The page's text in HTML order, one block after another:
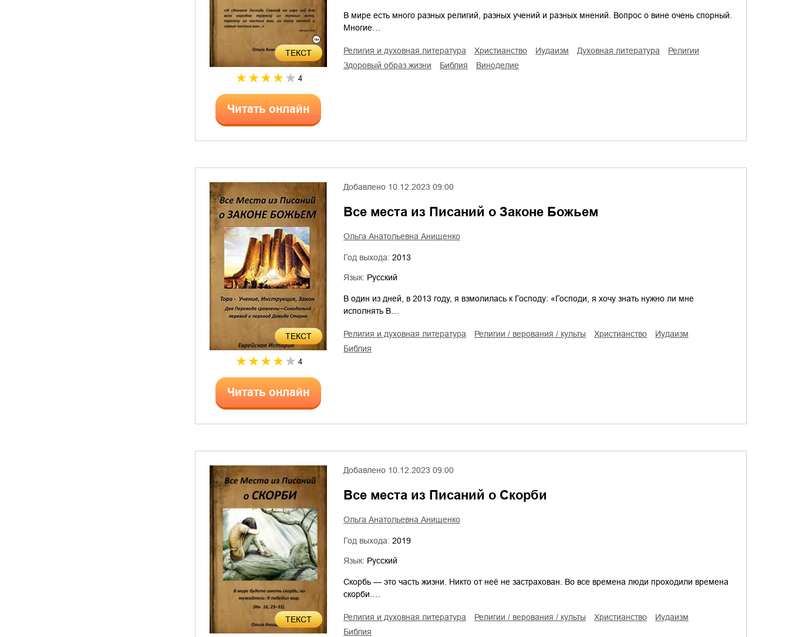
ТЕКСТ
4
Читать онлайн
В мире есть много разных религий, разных учений и разных мнений. Вопрос о вине очень спорный.
Многие…
религия и духовная литература христианство иудаизм духовная литература
религии
здоровый образ жизни
Библия виноделие
ТЕКСТ
4
Читать онлайн
Добавлено 10.12.2023 09:00
Все места из Писаний о Законе Божьем
Ольга Анатольевна Анищенко
Год выхода: 2013
Язык: Русский
В один из дней, в 2013 году, я взмолилась к Господу: «Господи, я хочу знать нужно ли мне
исполнять В…
религия и духовная литература религии / верования / культы христианство
иудаизм
Библия
ТЕКСТ
Добавлено 10.12.2023 09:00
Все места из Писаний о Скорби
Ольга Анатольевна Анищенко
Год выхода: 2019
Язык: Русский
Скорбь — это часть жизни. Никто от неё не застрахован. Во все времена люди проходили времена
скорби.…
религия и духовная литература религии / верования / культы христианство
иудаизм
Библия